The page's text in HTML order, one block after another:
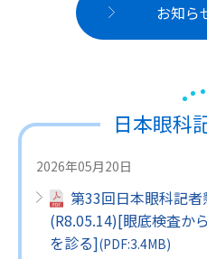
お知ら
日本眼科
2026年05月20日
第33回日本眼科記
(R8.05.14)[眼底検査か
を診る](PDF:3.4MB)